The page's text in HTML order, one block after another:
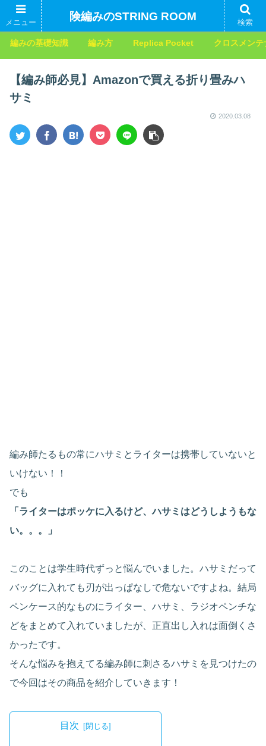
編みの基礎知識 編み方 Replica Pocket クロスメンテ
【編み師必見】Amazonで買える折り畳みハ
サミ
2020.03.08
編み師たるもの常にハサミとライターは携帯していないと
いけない！！
でも
「ライターはポッケに入るけど、ハサミはどうしようもな
い。。。」
このことは学生時代ずっと悩んでいました。ハサミだって
バッグに入れても刃が出っぱなしで危ないですよね。結局
ペンケース的なものにライター、ハサミ、ラジオペンチな
どをまとめて入れていましたが、正直出し入れは面倒くさ
かったです。
そんな悩みを抱えてる編み師に刺さるハサミを見つけたの
で今回はその商品を紹介していきます！
目次
メニュー 険編みのSTRING ROOM 検索